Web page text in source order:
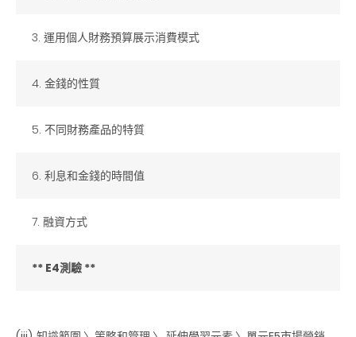
3. 運用個人財務預算展示消費模式
4. 金錢的性質
5. 不同財務產品的特質
6. 利息和金錢的時間值
7. 融資方式
** E4測驗 **